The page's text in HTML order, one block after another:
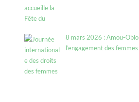
8 mars 2026 : Amou-
l’engagement des femmes